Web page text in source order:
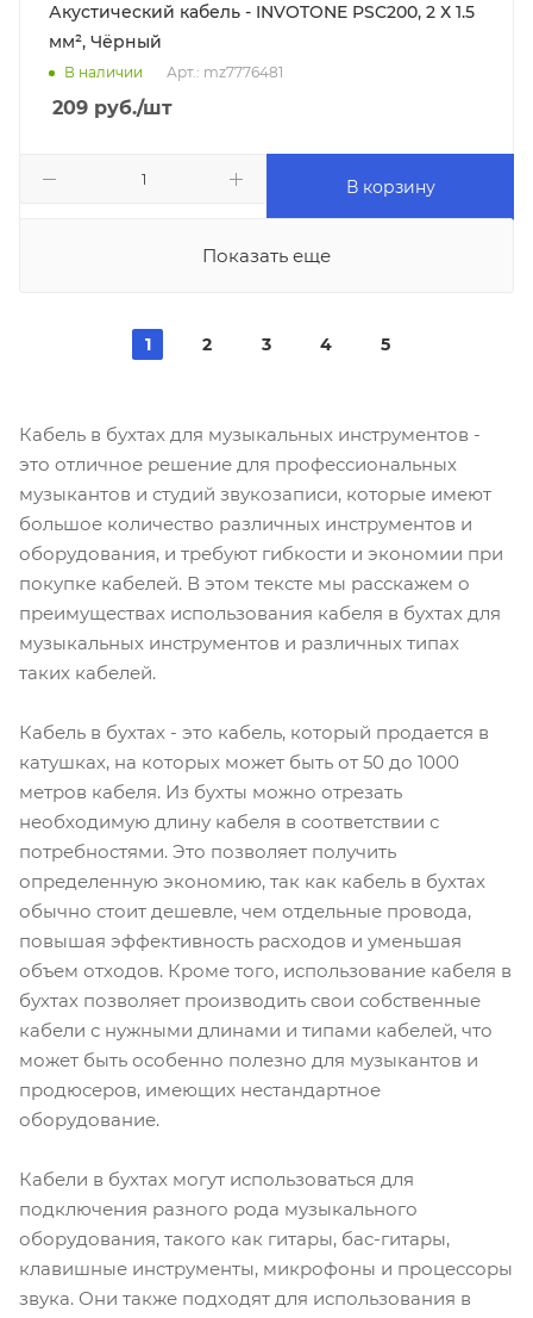
Акустический кабель - INVOTONE PSC200, 2 Х 1.5
мм², Чёрный
В наличии Арт.: mz7776481
209 руб./шт
В корзину
Показать еще
1 2 3 4 5
Кабель в бухтах для музыкальных инструментов -
это отличное решение для профессиональных
музыкантов и студий звукозаписи, которые имеют
большое количество различных инструментов и
оборудования, и требуют гибкости и экономии при
покупке кабелей. В этом тексте мы расскажем о
преимуществах использования кабеля в бухтах для
музыкальных инструментов и различных типах
таких кабелей.
Кабель в бухтах - это кабель, который продается в
катушках, на которых может быть от 50 до 1000
метров кабеля. Из бухты можно отрезать
необходимую длину кабеля в соответствии с
потребностями. Это позволяет получить
определенную экономию, так как кабель в бухтах
обычно стоит дешевле, чем отдельные провода,
повышая эффективность расходов и уменьшая
объем отходов. Кроме того, использование кабеля в
бухтах позволяет производить свои собственные
кабели с нужными длинами и типами кабелей, что
может быть особенно полезно для музыкантов и
продюсеров, имеющих нестандартное
оборудование.
Кабели в бухтах могут использоваться для
подключения разного рода музыкального
оборудования, такого как гитары, бас-гитары,
клавишные инструменты, микрофоны и процессоры
звука. Они также подходят для использования в